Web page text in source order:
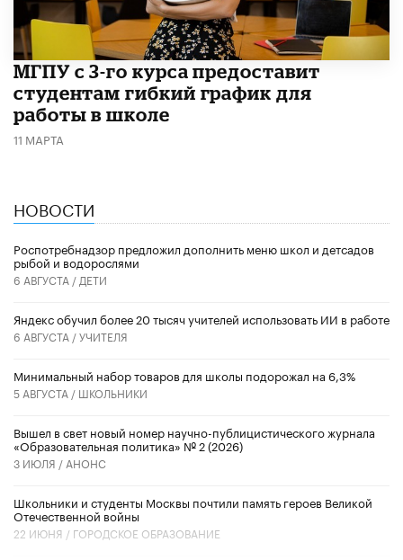
МГПУ с 3-го курса предоставит
студентам гибкий график для
работы в школе
11 МАРТА
НОВОСТИ
Роспотребнадзор предложил дополнить меню школ и детсадов
рыбой и водорослями
6 АВГУСТА / ДЕТИ
​Яндекс обучил более 20 тысяч учителей использовать ИИ в работе
6 АВГУСТА /УЧИТЕЛЯ
Минимальный набор товаров для школы подорожал на 6,3%
5 АВГУСТА / ШКОЛЬНИКИ
Вышел в свет новый номер научно-публицистического журнала
«Образовательная политика» № 2 (2026)
3 ИЮЛЯ / АНОНС
Школьники и студенты Москвы почтили память героев Великой
Отечественной войны
22 ИЮНЯ / ГОРОДСКОЕ ОБРАЗОВАНИЕ